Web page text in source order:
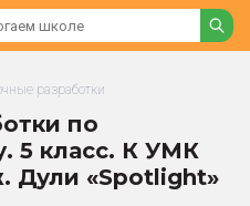
разработки
по
5 класс. К УМК
Дули «Spotlight»